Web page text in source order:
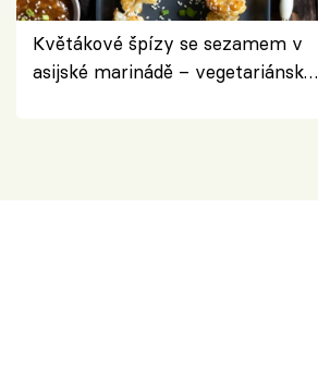
Květákové špízy se sezamem v
asijské marinádě – vegetariánská